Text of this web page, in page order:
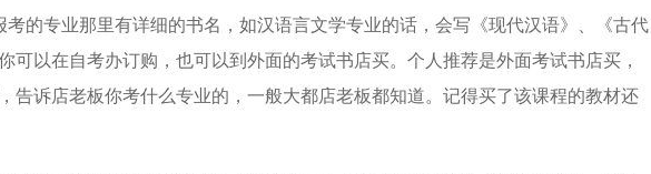
考的专业那里有详细的书名，如汉语言文学专业的话，会写《现代汉语》、《古代
可以在自考办订购，也可以到外面的考试书店买。个人推荐是外面考试书店买，
告诉店老板你考什么专业的，一般大都店老板都知道。记得买了该课程的教材还